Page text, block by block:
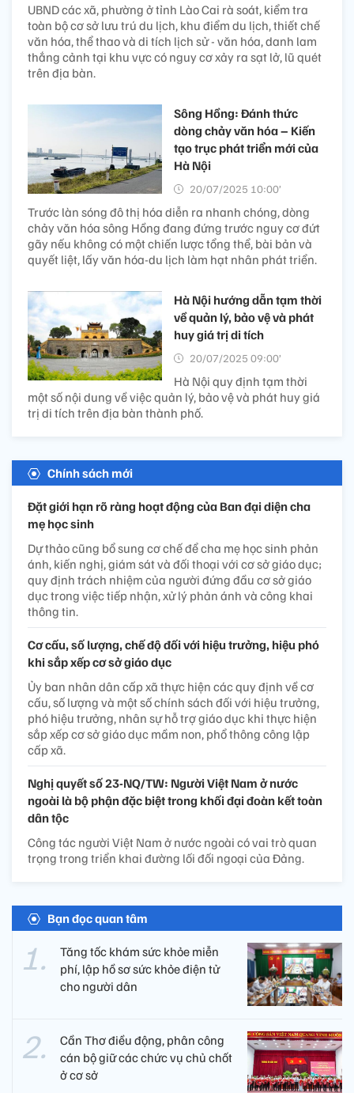
UBND các xã, phường ở tỉnh Lào Cai rà soát, kiểm tra
toàn bộ cơ sở lưu trú du lịch, khu điểm du lịch, thiết chế
văn hóa, thể thao và di tích lịch sử - văn hóa, danh lam
thắng cảnh tại khu vực có nguy cơ xảy ra sạt lở, lũ quét
trên địa bàn.
Sông Hồng: Đánh thức
dòng chảy văn hóa – Kiến
tạo trục phát triển mới của
Hà Nội
20/07/2025 10:00’
Trước làn sóng đô thị hóa diễn ra nhanh chóng, dòng
chảy văn hóa sông Hồng đang đứng trước nguy cơ đứt
gãy nếu không có một chiến lược tổng thể, bài bản và
quyết liệt, lấy văn hóa-du lịch làm hạt nhân phát triển.
Hà Nội hướng dẫn tạm thời
về quản lý, bảo vệ và phát
huy giá trị di tích
20/07/2025 09:00’
Hà Nội quy định tạm thời
một số nội dung về việc quản lý, bảo vệ và phát huy giá
trị di tích trên địa bàn thành phố.
Chính sách mới
Đặt giới hạn rõ ràng hoạt động của Ban đại diện cha
mẹ học sinh
Dự thảo cũng bổ sung cơ chế để cha mẹ học sinh phản
ánh, kiến nghị, giám sát và đối thoại với cơ sở giáo dục;
quy định trách nhiệm của người đứng đầu cơ sở giáo
dục trong việc tiếp nhận, xử lý phản ánh và công khai
thông tin.
Cơ cấu, số lượng, chế độ đối với hiệu trưởng, hiệu phó
khi sắp xếp cơ sở giáo dục
Ủy ban nhân dân cấp xã thực hiện các quy định về cơ
cấu, số lượng và một số chính sách đối với hiệu trưởng,
phó hiệu trưởng, nhân sự hỗ trợ giáo dục khi thực hiện
sắp xếp cơ sở giáo dục mầm non, phổ thông công lập
cấp xã.
Nghị quyết số 23-NQ/TW: Người Việt Nam ở nước
ngoài là bộ phận đặc biệt trong khối đại đoàn kết toàn
dân tộc
Công tác người Việt Nam ở nước ngoài có vai trò quan
trọng trong triển khai đường lối đối ngoại của Đảng.
Bạn đọc quan tâm
Tăng tốc khám sức khỏe miễn
phí, lập hồ sơ sức khỏe điện tử
cho người dân
Cần Thơ điều động, phân công
cán bộ giữ các chức vụ chủ chốt
ở cơ sở